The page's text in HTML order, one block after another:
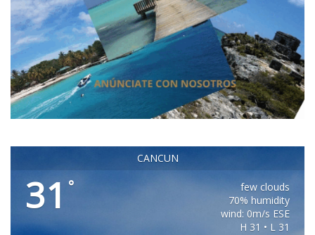
CANCUN
31 °
few clouds
70% humidity
wind: 0m/s ESE
H 31 • L 31